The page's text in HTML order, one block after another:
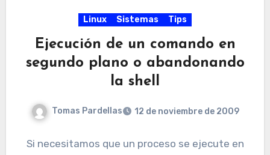
Linux Sistemas Tips
Ejecución de un comando en
segundo plano o abandonando
la shell
Tomas Pardellas 12 de noviembre de 2009
Si necesitamos que un proceso se ejecute en